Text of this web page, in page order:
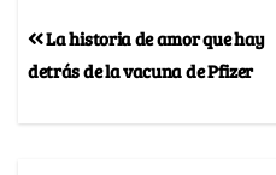
La historia de amor que hay
detrás de la vacuna de Pfizer